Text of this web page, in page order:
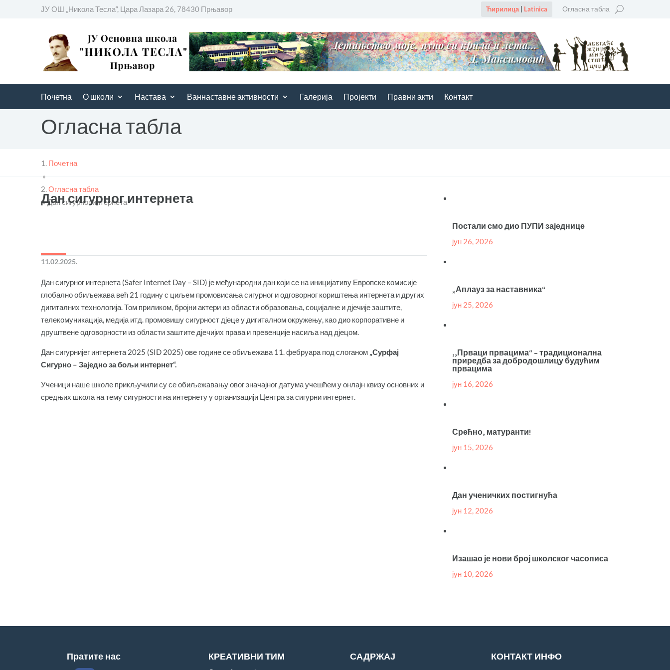
ЈУ ОШ „Никола Тесла“, Цара Лазара 26, 78430 Прњавор Огласна табла
Ћирилица| Latinica
Почетна О школи Настава Ваннаставне активности Галерија Пројекти Правни акти Контакт
Огласна табла
Почетна
»
Огласна табла
»Дан сигурног интернета
Дан сигурног интернета
11.02.2025.
Дан сигурног интернета (Safer Internet Day – SID) је међународни дан који се на иницијативу Европске комисије
глобално обиљежава већ 21 годину с циљем промовисања сигурног и одговорног кориштења интернета и других
дигиталних технологија. Том приликом, бројни актери из области образовања, социјалне и дјечије заштите,
телекомуникација, медија итд. промовишу сигурност дјеце у дигиталном окружењу, као дио корпоративне и
друштвене одговорности из области заштите дјечијих права и превенције насиља над дјецом.
Дан сигурнијег интернета 2025 (SID 2025) ове године се обиљежава 11. фебруара под слоганом „Сурфај
Сигурно – Заједно за бољи интернет“.
Ученици наше школе прикључили су се обиљежавању овог значајног датума учешћем у онлајн квизу основних и
средњих школа на тему сигурности на интернету у организацији Центра за сигурни интернет.
Постали смо дио ПУПИ заједнице
јун 26, 2026
„Аплауз за наставника“
јун 25, 2026
,,Прваци првацима“ – традиционална
приредба за добродошлицу будућим
првацима
јун 16, 2026
Срећно, матуранти!
јун 15, 2026
Дан ученичких постигнућа
јун 12, 2026
Изашао је нови број школског часописа
јун 10, 2026
Пратите нас КРЕАТИВНИ ТИМ САДРЖАЈ КОНТАКТ ИНФО